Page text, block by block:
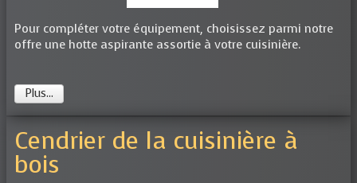
Pour compléter votre équipement, choisissez parmi notre
offre une hotte aspirante assortie à votre cuisinière.
Plus...
Cendrier de la cuisinière à
bois